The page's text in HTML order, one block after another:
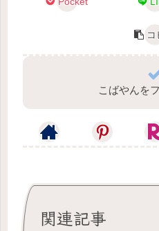
コ
こばやんを
関連記事